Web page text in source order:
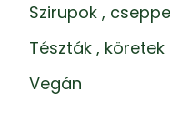
Szirupok ,
Tészták , köretek
Vegán